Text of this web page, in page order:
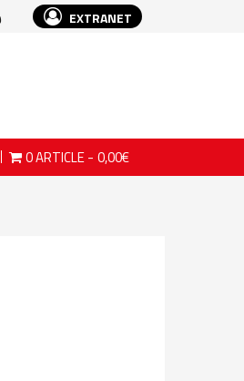
EXTRANET
0 ARTICLE 0,00€